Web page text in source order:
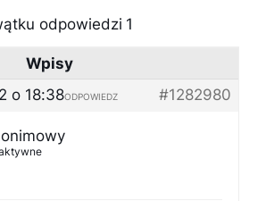
odpowiedzi 1
Wpisy
o 18:38
#1282980
ODPOWIEDZ